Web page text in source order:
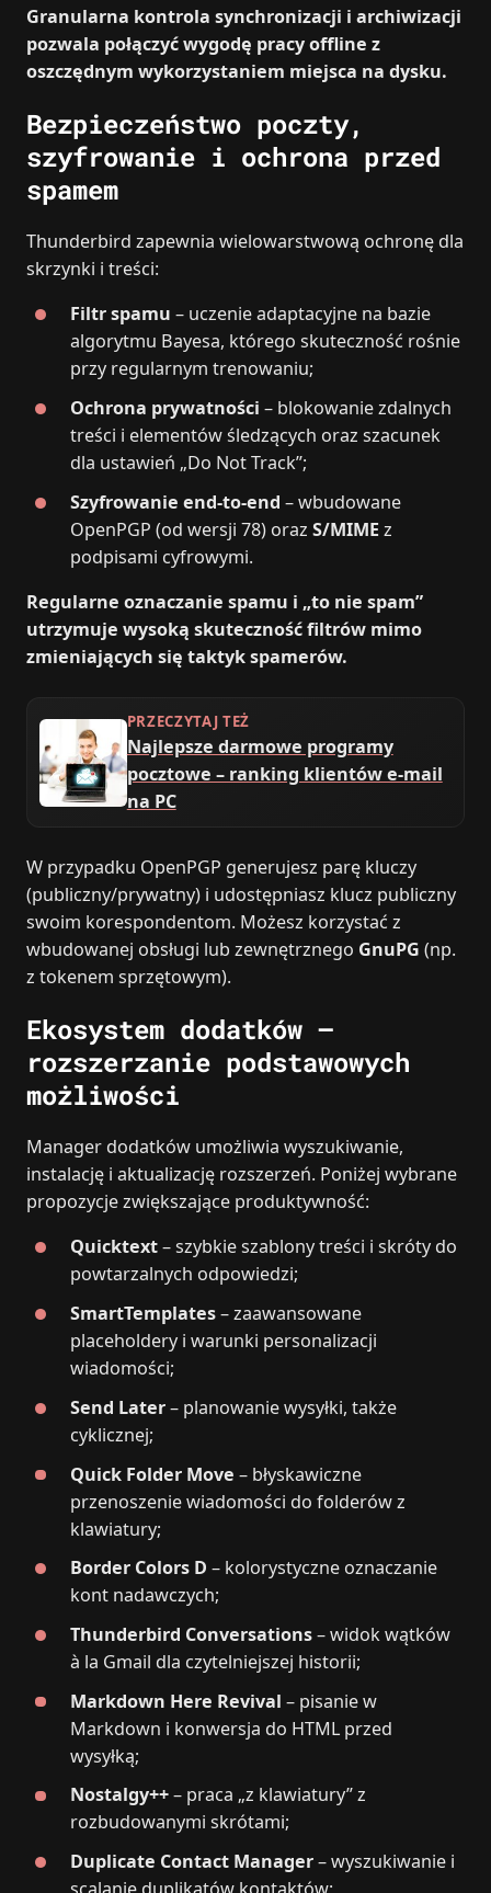
Granularna kontrola synchronizacji i archiwizacji
pozwala połączyć wygodę pracy offline z
oszczędnym wykorzystaniem miejsca na dysku.
Bezpieczeństwo poczty,
szyfrowanie i ochrona przed
spamem
Thunderbird zapewnia wielowarstwową ochronę dla
skrzynki i treści:
Filtr spamu – uczenie adaptacyjne na bazie
algorytmu Bayesa, którego skuteczność rośnie
przy regularnym trenowaniu;
Ochrona prywatności – blokowanie zdalnych
treści i elementów śledzących oraz szacunek
dla ustawień „Do Not Track”;
Szyfrowanie end‑to‑end – wbudowane
OpenPGP (od wersji 78) orazS/MIME z
podpisami cyfrowymi.
Regularne oznaczanie spamu i „to nie spam”
utrzymuje wysoką skuteczność filtrów mimo
zmieniających się taktyk spamerów.
PRZECZYTAJ TEŻ
Najlepsze darmowe programy
pocztowe – ranking klientów e-mail
na PC
W przypadku OpenPGP generujesz parę kluczy
(publiczny/prywatny) i udostępniasz klucz publiczny
swoim korespondentom. Możesz korzystać z
wbudowanej obsługi lub zewnętrznego GnuPG (np.
z tokenem sprzętowym).
Ekosystem dodatków –
rozszerzanie podstawowych
możliwości
Manager dodatków umożliwia wyszukiwanie,
instalację i aktualizację rozszerzeń. Poniżej wybrane
propozycje zwiększające produktywność:
Quicktext– szybkie szablony treści i skróty do
powtarzalnych odpowiedzi;
SmartTemplates– zaawansowane
placeholdery i warunki personalizacji
wiadomości;
Send Later– planowanie wysyłki, także
cyklicznej;
Quick Folder Move – błyskawiczne
przenoszenie wiadomości do folderów z
klawiatury;
Border Colors D – kolorystyczne oznaczanie
kont nadawczych;
Thunderbird Conversations– widok wątków
à la Gmail dla czytelniejszej historii;
Markdown Here Revival – pisanie w
Markdown i konwersja do HTML przed
wysyłką;
Nostalgy++– praca „z klawiatury” z
rozbudowanymi skrótami;
Duplicate Contact Manager– wyszukiwanie i